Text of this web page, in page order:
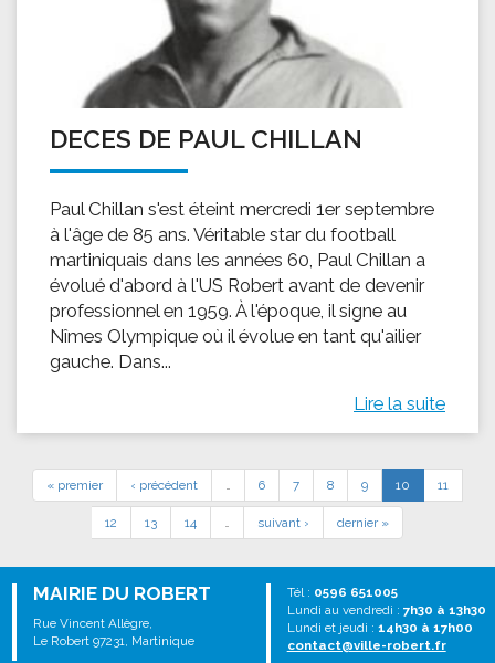
DECES DE PAUL CHILLAN
Paul Chillan s'est éteint mercredi 1er septembre
à l'âge de 85 ans. Véritable star du football
martiniquais dans les années 60, Paul Chillan a
évolué d'abord à l'US Robert avant de devenir
professionnel en 1959. À l'époque, il signe au
Nîmes Olympique où il évolue en tant qu'ailier
gauche. Dans...
Lire la suite
« premier ‹ précédent … 6 7 8 9 10 11
12 13 14 … suivant › dernier »
MAIRIE DU ROBERT
Rue Vincent Allègre,
Le Robert 97231, Martinique
Tél : 0596 651005
Lundi au vendredi : 7h30 à 13h30
Lundi et jeudi : 14h30 à 17h00
contact@ville-robert.fr